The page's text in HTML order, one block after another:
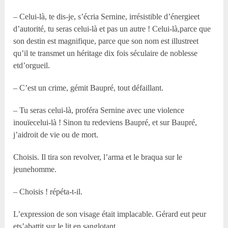
– Celui-là, te dis-je, s’écria Sernine, irrésistible d’énergieet
d’autorité, tu seras celui-là et pas un autre ! Celui-là,parce que
son destin est magnifique, parce que son nom est illustreet
qu’il te transmet un héritage dix fois séculaire de noblesse
etd’orgueil.
– C’est un crime, gémit Baupré, tout défaillant.
– Tu seras celui-là, proféra Sernine avec une violence
inouïecelui-là ! Sinon tu redeviens Baupré, et sur Baupré,
j’aidroit de vie ou de mort.
Choisis. Il tira son revolver, l’arma et le braqua sur le
jeunehomme.
– Choisis ! répéta-t-il.
L’expression de son visage était implacable. Gérard eut peur